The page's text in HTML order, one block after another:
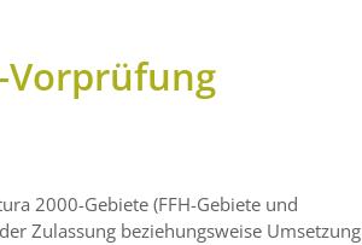
2000-Gebiete (FFH-Gebiete und
Zulassung beziehungsweise Umsetzung